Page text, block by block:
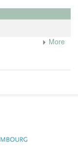
More